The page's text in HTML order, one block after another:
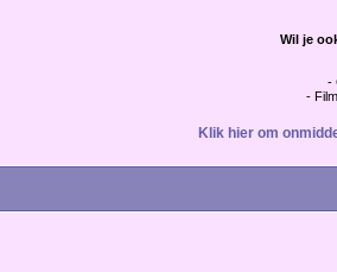
Wil je
-
-
Klik hier om